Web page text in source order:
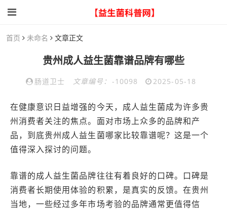
首页 未命名 文章正文
贵州成人益生菌靠谱品牌有哪些
肠道卫士 文章编号： -10098 2025-05-18
在健康意识日益增强的今天，成人益生菌成为许多贵
州消费者关注的焦点。面对市场上众多的品牌和产
品，到底贵州成人益生菌哪家比较靠谱呢？这是一个
值得深入探讨的问题。
靠谱的成人益生菌品牌往往有着良好的口碑。口碑是
消费者长期使用体验的积累，是真实的反馈。在贵州
当地，一些经过多年市场考验的品牌通常更值得信